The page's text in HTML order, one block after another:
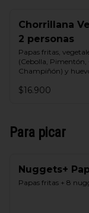
Chorrillana
2 personas
Papas fritas,
(Cebolla, Pimentón,
Champiñón) y
$16.900
Para picar
Nuggets+
Papas fritas + 8